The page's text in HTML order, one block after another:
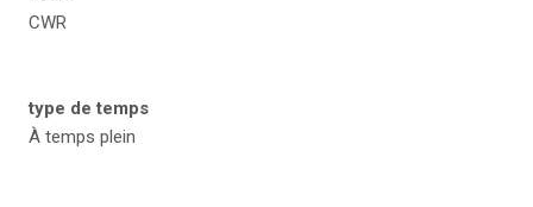
CWR
type de temps
À temps plein